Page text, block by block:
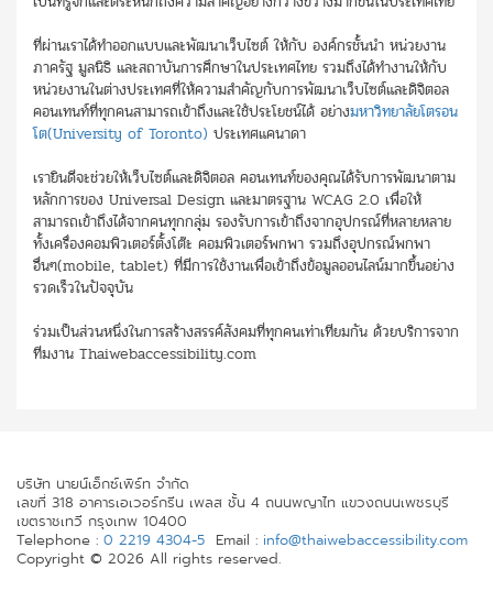
ที่ผ่านเราได้ทำออกแบบและพัฒนาเว็บไซต์ ให้กับ องค์กรชั้นนำ หน่วยงาน
ภาครัฐ มูลนิธิ และสถาบันการศึกษาในประเทศไทย รวมถึงได้ทำงานให้กับ
หน่วยงานในต่างประเทศที่ให้ความสำคัญกับการพัฒนาเว็บไซต์และดิจิตอล
คอนเทนท์ที่ทุกคนสามารถเข้าถึงและใช้ประโยชน์ได้ อย่างมหาวิทยาลัยโตรอน
โต(University of Toronto) ประเทศแคนาดา
เรายินดีจะช่วยให้เว็บไซต์และดิจิตอล คอนเทนท์ของคุณได้รับการพัฒนาตาม
หลักการของ Universal Design และมาตรฐาน WCAG 2.0 เพื่อให้
สามารถเข้าถึงได้จากคนทุกกลุ่ม รองรับการเข้าถึงจากอุปกรณ์ที่หลายหลาย
ทั้งเครื่องคอมพิวเตอร์ตั้งโต๊ะ คอมพิวเตอร์พกพา รวมถึงอุปกรณ์พกพา
อื่นๆ(mobile, tablet) ที่มีการใช้งานเพื่อเข้าถึงข้อมูลออนไลน์มากขึ้นอย่าง
รวดเร็วในปัจจุบัน
ร่วมเป็นส่วนหนึ่งในการสร้างสรรค์สังคมที่ทุกคนเท่าเทียมกัน ด้วยบริการจาก
ทีมงาน Thaiwebaccessibility.com
บริษัท นายน์เอ็กซ์เพิร์ท จำกัด
เลขที่ 318 อาคารเอเวอร์กรีน เพลส ชั้น 4 ถนนพญาไท แขวงถนนเพชรบุรี
เขตราชเทวี กรุงเทพ 10400
Telephone : 0 2219 4304-5 Email : info@thaiwebaccessibility.com
Copyright © 2026 All rights reserved.